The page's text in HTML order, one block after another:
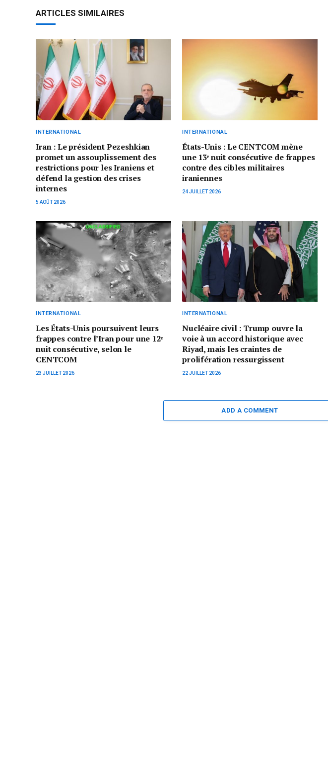
ARTICLES SIMILAIRES
INTERNATIONAL
Iran : Le président Pezeshkian
promet un assouplissement des
restrictions pour les Iraniens et
défend la gestion des crises
internes
5 AOÛT 2026
INTERNATIONAL
États-Unis : Le CENTCOM mène
une 13ᵉ nuit consécutive de frappes
contre des cibles militaires
iraniennes
24 JUILLET 2026
INTERNATIONAL
Les États-Unis poursuivent leurs
frappes contre l’Iran pour une 12ᵉ
nuit consécutive, selon le
CENTCOM
23 JUILLET 2026
INTERNATIONAL
Nucléaire civil : Trump ouvre la
voie à un accord historique avec
Riyad, mais les craintes de
prolifération ressurgissent
22 JUILLET 2026
ADD A COMMENT